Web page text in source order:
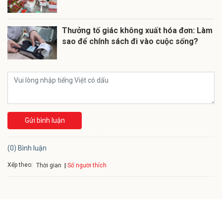
Thưởng tố giác không xuất hóa đơn: Làm
sao để chính sách đi vào cuộc sống?
Gửi bình luận
(0) Bình luận
Xếp theo: Thời gian Số người thích